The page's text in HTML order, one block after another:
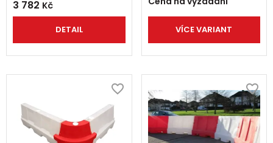
3 782 Kč
DETAIL VÍCE VARIANT